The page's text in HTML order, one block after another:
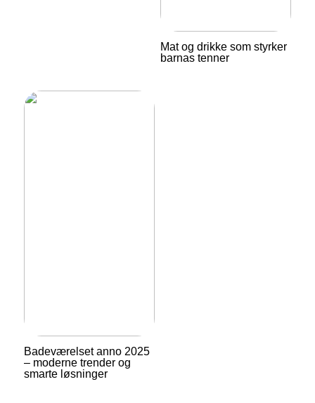
Mat og drikke som styrker
barnas tenner
Badeværelset anno 2025
– moderne trender og
smarte løsninger